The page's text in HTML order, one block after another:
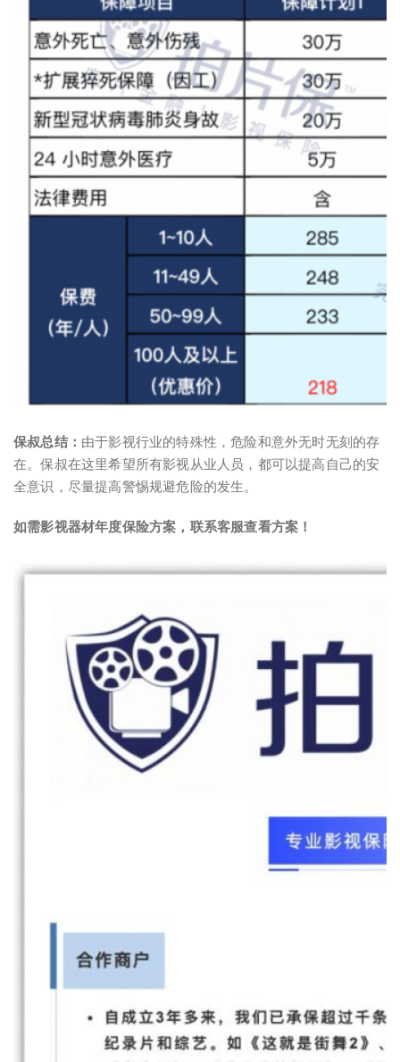
保叔总结： 由于影视行业的特殊性，危险和意外无时无刻的存
在。保叔在这里希望所有影视从业人员，都可以提高自己的安
全意识，尽量提高警惕规避危险的发生。
如需影视器材年度保险方案，联系客服查看方案！